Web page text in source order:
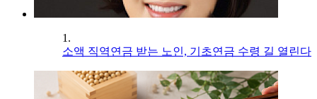
1.
소액 직역연금 받는 노인, 기초연금 수령 길 열린다